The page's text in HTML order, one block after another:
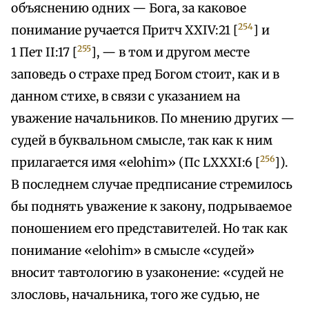
объяснению одних — Бога, за каковое
понимание ручается Притч XXIV:21 [254] и
1 Пет II:17 [255], — в том и другом месте
заповедь о страхе пред Богом стоит, как и в
данном стихе, в связи с указанием на
уважение начальников. По мнению других —
судей в буквальном смысле, так как к ним
прилагается имя «elohim» (Пс LXXXI:6 [256]).
В последнем случае предписание стремилось
бы поднять уважение к закону, подрываемое
поношением его представителей. Но так как
понимание «elohim» в смысле «судей»
вносит тавтологию в узаконение: «судей не
злословь, начальника, того же судью, не